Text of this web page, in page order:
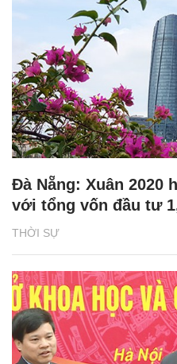
THỜI SỰ
Đà Nẵng: Xuân 2020
với tổng vốn đầu tư